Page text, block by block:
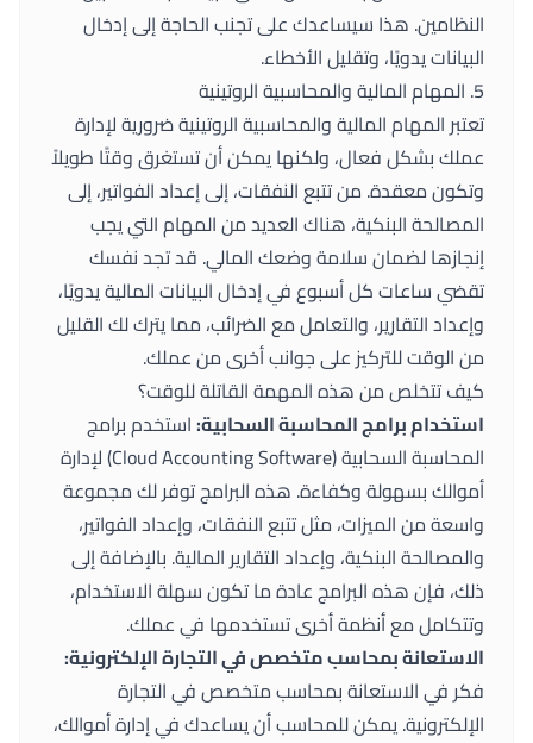
النظامين. هذا سيساعدك على تجنب الحاجة إلى إدخال
البيانات يدويًا، وتقليل الأخطاء.
5. المهام المالية والمحاسبية الروتينية
تعتبر المهام المالية والمحاسبية الروتينية ضرورية لإدارة
عملك بشكل فعال، ولكنها يمكن أن تستغرق وقتًا طويلاً
وتكون معقدة. من تتبع النفقات، إلى إعداد الفواتير، إلى
المصالحة البنكية، هناك العديد من المهام التي يجب
إنجازها لضمان سلامة وضعك المالي. قد تجد نفسك
تقضي ساعات كل أسبوع في إدخال البيانات المالية يدويًا،
وإعداد التقارير، والتعامل مع الضرائب، مما يترك لك القليل
من الوقت للتركيز على جوانب أخرى من عملك.
كيف تتخلص من هذه المهمة القاتلة للوقت؟
استخدام برامج المحاسبة السحابية:استخدم برامج
المحاسبة السحابية (Cloud Accounting Software) لإدارة
أموالك بسهولة وكفاءة. هذه البرامج توفر لك مجموعة
واسعة من الميزات، مثل تتبع النفقات، وإعداد الفواتير،
والمصالحة البنكية، وإعداد التقارير المالية. بالإضافة إلى
ذلك، فإن هذه البرامج عادة ما تكون سهلة الاستخدام،
وتتكامل مع أنظمة أخرى تستخدمها في عملك.
الاستعانة بمحاسب متخصص في التجارة الإلكترونية:
فكر في الاستعانة بمحاسب متخصص في التجارة
الإلكترونية. يمكن للمحاسب أن يساعدك في إدارة أموالك،